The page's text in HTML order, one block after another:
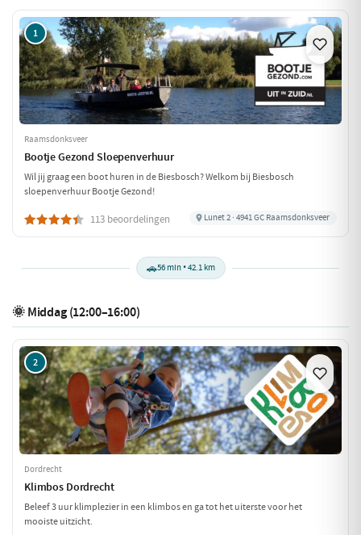
1
Raamsdonksveer
Bootje Gezond Sloepenverhuur
Wil jij graag een boot huren in de Biesbosch? Welkom bij Biesbosch
sloepenverhuur Bootje Gezond!
113 beoordelingen Lunet 2 · 4941 GC Raamsdonksveer
🚗56 min • 42.1 km
🌞 Middag (12:00–16:00)
2
Dordrecht
Klimbos Dordrecht
Beleef 3 uur klimplezier in een klimbos en ga tot het uiterste voor het
mooiste uitzicht.